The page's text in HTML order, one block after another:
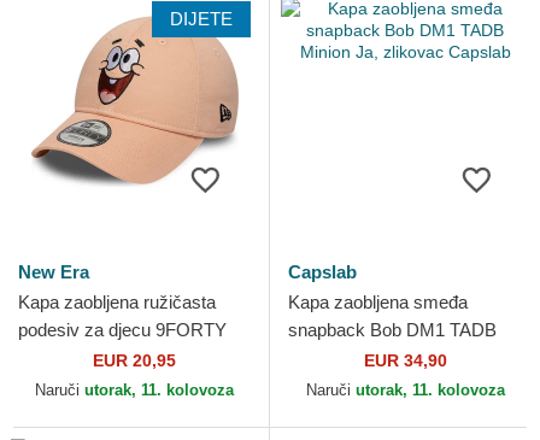
DIJETE
New Era
Kapa zaobljena ružičasta
podesiv za djecu 9FORTY
Face SpongeBob i Patrick
Zvijezda New Era
EUR 20,95
Naruči utorak, 11. kolovoza
Capslab
Kapa zaobljena smeđa
snapback Bob DM1 TADB
Minion Ja, zlikovac Capslab
EUR 34,90
Naruči utorak, 11. kolovoza